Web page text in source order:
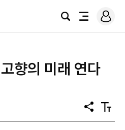
검
전
로
그
향의 미래 연다
공
유
텍
스